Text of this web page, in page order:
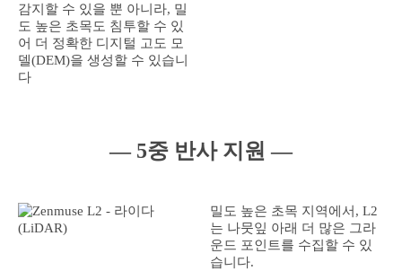
감지할 수 있을 뿐 아니라, 밀
도 높은 초목도 침투할 수 있
어 더 정확한 디지털 고도 모
델(DEM)을 생성할 수 있습니
다
― 5중 반사 지원 ―
밀도 높은 초목 지역에서, L2
는 나뭇잎 아래 더 많은 그라
운드 포인트를 수집할 수 있
습니다.